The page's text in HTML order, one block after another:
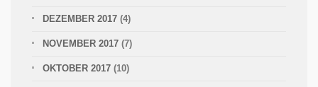
DEZEMBER 2017 (4)
NOVEMBER 2017 (7)
OKTOBER 2017 (10)